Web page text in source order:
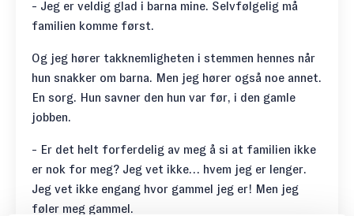
- Jeg er veldig glad i barna mine. Selvfølgelig må
familien komme først.
Og jeg hører takknemligheten i stemmen hennes når
hun snakker om barna. Men jeg hører også noe annet.
En sorg. Hun savner den hun var før, i den gamle
jobben.
- Er det helt forferdelig av meg å si at familien ikke
er nok for meg? Jeg vet ikke… hvem jeg er lenger.
Jeg vet ikke engang hvor gammel jeg er! Men jeg
føler meg gammel.